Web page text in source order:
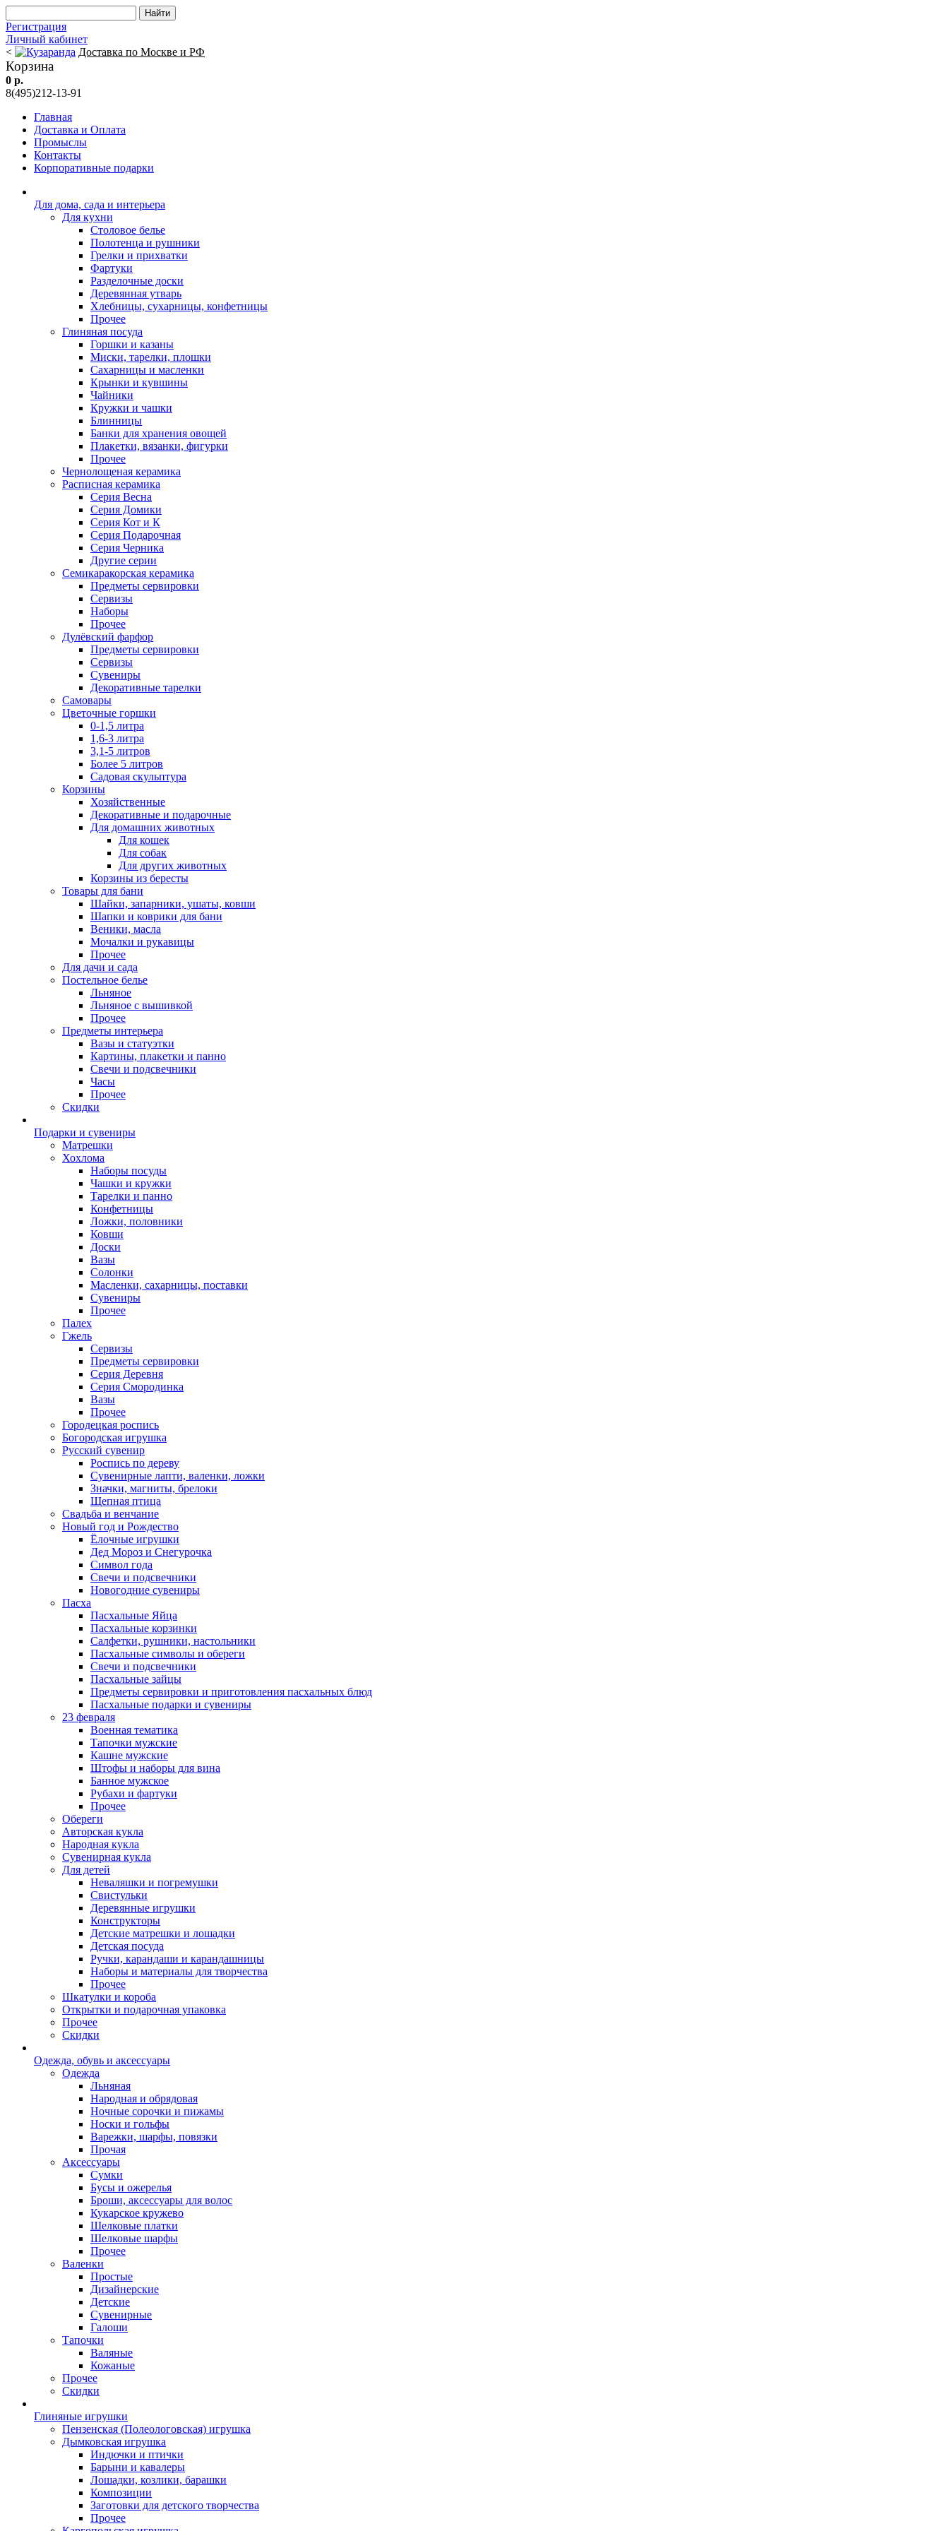
Регистрация
Личный кабинет
<
Доставка по Москве и РФ
Корзина
0 р.
8(495)212-13-91
Главная
Доставка и Оплата
Промыслы
Контакты
Корпоративные подарки
Для дома, сада и интерьера
Для кухни
Столовое белье
Полотенца и рушники
Грелки и прихватки
Фартуки
Разделочные доски
Деревянная утварь
Хлебницы, сухарницы, конфетницы
Прочее
Глиняная посуда
Горшки и казаны
Миски, тарелки, плошки
Сахарницы и масленки
Крынки и кувшины
Чайники
Кружки и чашки
Блинницы
Банки для хранения овощей
Плакетки, вязанки, фигурки
Прочее
Чернолощеная керамика
Расписная керамика
Серия Весна
Серия Домики
Серия Кот и К
Серия Подарочная
Серия Черника
Другие серии
Семикаракорская керамика
Предметы сервировки
Сервизы
Наборы
Прочее
Дулёвский фарфор
Предметы сервировки
Сервизы
Сувениры
Декоративные тарелки
Самовары
Цветочные горшки
0-1,5 литра
1,6-3 литра
3,1-5 литров
Более 5 литров
Садовая скульптура
Корзины
Хозяйственные
Декоративные и подарочные
Для домашних животных
Для кошек
Для собак
Для других животных
Корзины из бересты
Товары для бани
Шайки, запарники, ушаты, ковши
Шапки и коврики для бани
Веники, масла
Мочалки и рукавицы
Прочее
Для дачи и сада
Постельное белье
Льняное
Льняное с вышивкой
Прочее
Предметы интерьера
Вазы и статуэтки
Картины, плакетки и панно
Свечи и подсвечники
Часы
Прочее
Скидки
Подарки и сувениры
Матрешки
Хохлома
Наборы посуды
Чашки и кружки
Тарелки и панно
Конфетницы
Ложки, половники
Ковши
Доски
Вазы
Солонки
Масленки, сахарницы, поставки
Сувениры
Прочее
Палех
Гжель
Сервизы
Предметы сервировки
Серия Деревня
Серия Смородинка
Вазы
Прочее
Городецкая роспись
Богородская игрушка
Русский сувенир
Роспись по дереву
Сувенирные лапти, валенки, ложки
Значки, магниты, брелоки
Щепная птица
Свадьба и венчание
Новый год и Рождество
Ёлочные игрушки
Дед Мороз и Снегурочка
Символ года
Свечи и подсвечники
Новогодние сувениры
Пасха
Пасхальные Яйца
Пасхальные корзинки
Салфетки, рушники, настольники
Пасхальные символы и обереги
Свечи и подсвечники
Пасхальные зайцы
Предметы сервировки и приготовления пасхальных блюд
Пасхальные подарки и сувениры
23 февраля
Военная тематика
Тапочки мужские
Кашне мужские
Штофы и наборы для вина
Банное мужское
Рубахи и фартуки
Прочее
Обереги
Авторская кукла
Народная кукла
Сувенирная кукла
Для детей
Неваляшки и погремушки
Свистульки
Деревянные игрушки
Конструкторы
Детские матрешки и лошадки
Детская посуда
Ручки, карандаши и карандашницы
Наборы и материалы для творчества
Прочее
Шкатулки и короба
Открытки и подарочная упаковка
Прочее
Скидки
Одежда, обувь и аксессуары
Одежда
Льняная
Народная и обрядовая
Ночные сорочки и пижамы
Носки и гольфы
Варежки, шарфы, повязки
Прочая
Аксессуары
Сумки
Бусы и ожерелья
Броши, аксессуары для волос
Кукарское кружево
Шелковые платки
Шелковые шарфы
Прочее
Валенки
Простые
Дизайнерские
Детские
Сувенирные
Галоши
Тапочки
Валяные
Кожаные
Прочее
Скидки
Глиняные игрушки
Пензенская (Полеологовская) игрушка
Дымковская игрушка
Индючки и птички
Барыни и кавалеры
Лошадки, козлики, барашки
Композиции
Заготовки для детского творчества
Прочее